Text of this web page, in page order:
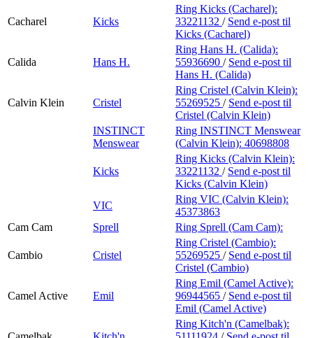
Cacharel Kicks
Ring Kicks (Cacharel):
33221132 / Send e-post til
Kicks (Cacharel)
Calida Hans H.
Ring Hans H. (Calida):
55936690 / Send e-post til
Hans H. (Calida)
Calvin Klein Cristel
Ring Cristel (Calvin Klein):
55269525 / Send e-post til
Cristel (Calvin Klein)
INSTINCT
Menswear
Ring INSTINCT Menswear
(Calvin Klein): 40698808
Kicks
Ring Kicks (Calvin Klein):
33221132 / Send e-post til
Kicks (Calvin Klein)
VIC
Ring VIC (Calvin Klein):
45373863
Cam Cam
Sprell Ring Sprell (Cam Cam):
Cambio Cristel
Ring Cristel (Cambio):
55269525 / Send e-post til
Cristel (Cambio)
Camel Active Emil
Ring Emil (Camel Active):
96944565 / Send e-post til
Emil (Camel Active)
Ring Kitch'n (Camelbak):